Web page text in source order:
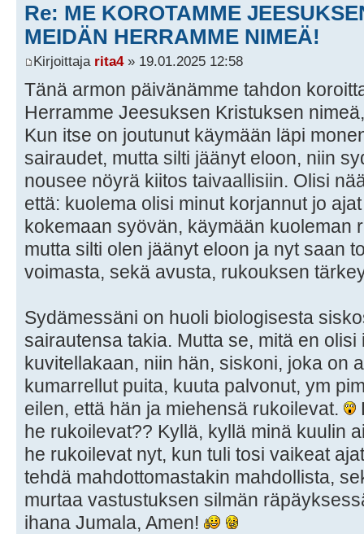
Re: ME KOROTAMME
MEIDÄN HERRAMME NIMEÄ!
Kirjoittaja rita4» 19.01.2025 12:58
Tänä armon päivänämme tahdon
Herramme Jeesuksen Kristuksen
Kun itse on joutunut käymään läpi
sairaudet, mutta silti jäänyt eloon, niin
nousee nöyrä kiitos taivaallisiin. Olisi
että: kuolema olisi minut korjannut jo
kokemaan syövän, käymään kuoleman
mutta silti olen jäänyt eloon ja nyt saan
voimasta, sekä avusta, rukouksen
Sydämessäni on huoli biologisesta
sairautensa takia. Mutta se, mitä en
kuvitellakaan, niin hän, siskoni, joka on
kumarrellut puita, kuuta palvonut, ym
eilen, että hän ja miehensä rukoilevat.
he rukoilevat?? Kyllä, kyllä minä kuulin
he rukoilevat nyt, kun tuli tosi vaikeat
tehdä mahdottomastakin mahdollista,
murtaa vastustuksen silmän
ihana Jumala, Amen!